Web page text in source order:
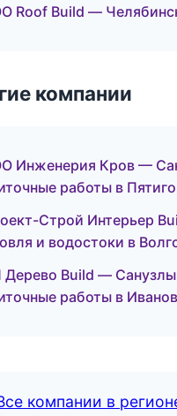
Roof Build —
компании
Инженерия Кров —
работы в
Строй Интерьер
и водостоки в
Дерево Build —
работы в
компании в